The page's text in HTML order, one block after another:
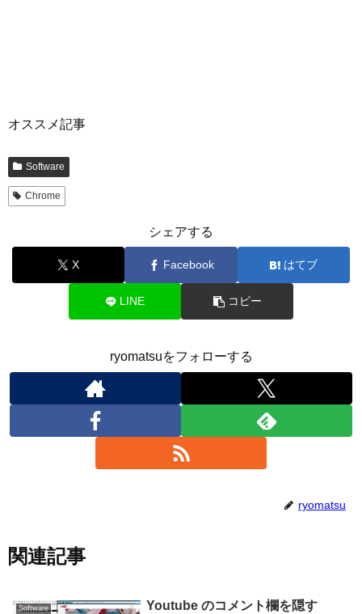
オススメ記事
Software
Chrome
シェアする
X Facebook はてブ
LINE コピー
ryomatsuをフォローする
ryomatsu
関連記事
Software
Youtube のコメント欄を隠す